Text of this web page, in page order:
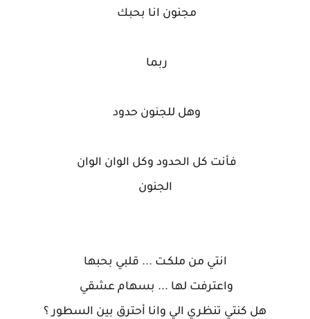
مجنون انا بحبك
ربما
وهل للجنون حدود
فأنت كل الحدود وكل الوان الوان
الجنون
انتي من ملكـت ... قلبي بحبها
واعترفت لها ... بسهام عشقي
هل كنتي تنظري الي وانا أحترق بين السطور ؟